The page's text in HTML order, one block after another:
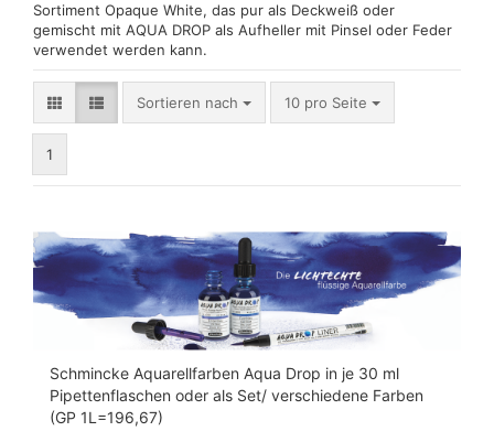
Sortiment Opaque White, das pur als Deckweiß oder
gemischt mit AQUA DROP als Aufheller mit Pinsel oder Feder
verwendet werden kann.
Sortieren nach
Sortieren nach 10 pro Seite
pro Seite
1
Schmincke Aquarellfarben Aqua Drop in je 30 ml
Pipettenflaschen oder als Set/ verschiedene Farben
(GP 1L=196,67)